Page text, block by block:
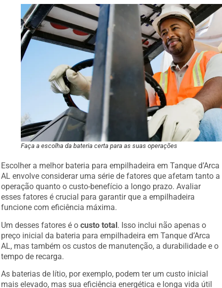
Faça a escolha da bateria certa para as suas operações
Escolher a melhor bateria para empilhadeira em Tanque d’Arca
AL envolve considerar uma série de fatores que afetam tanto a
operação quanto o custo-benefício a longo prazo. Avaliar
esses fatores é crucial para garantir que a empilhadeira
funcione com eficiência máxima.
Um desses fatores é ocusto total. Isso inclui não apenas o
preço inicial da bateria para empilhadeira em Tanque d’Arca
AL, mas também os custos de manutenção, a durabilidade e o
tempo de recarga.
As baterias de lítio, por exemplo, podem ter um custo inicial
mais elevado, mas sua eficiência energética e longa vida útil